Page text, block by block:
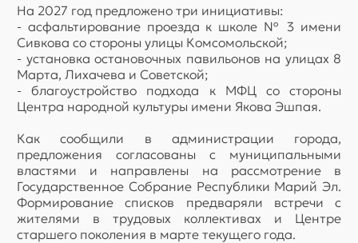
На 2027 год предложено три инициативы:
- асфальтирование проезда к школе № 3 имени
Сивкова со стороны улицы Комсомольской;
- установка остановочных павильонов на улицах 8
Марта, Лихачева и Советской;
- благоустройство подхода к МФЦ со стороны
Центра народной культуры имени Якова Эшпая.
Как сообщили в администрации города,
предложения согласованы с муниципальными
властями и направлены на рассмотрение в
Государственное Собрание Республики Марий Эл.
Формирование списков предваряли встречи с
жителями в трудовых коллективах и Центре
старшего поколения в марте текущего года.